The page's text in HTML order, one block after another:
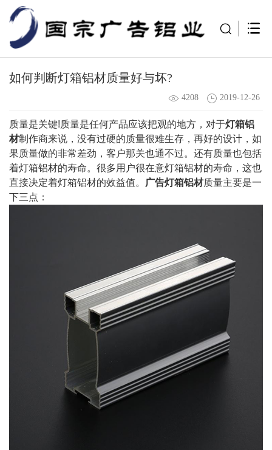
如何判断灯箱铝材质量好与坏?
4208 2019-12-26
质量是关键!质量是任何产品应该把观的地方，对于灯箱铝
材制作商来说，没有过硬的质量很难生存，再好的设计，如
果质量做的非常差劲，客户那关也通不过。还有质量也包括
着灯箱铝材的寿命。很多用户很在意灯箱铝材的寿命，这也
直接决定着灯箱铝材的效益值。
广告灯箱铝材质量主要是一
下三点：